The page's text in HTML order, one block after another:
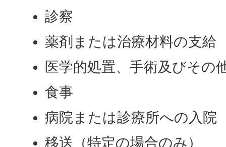
診察
薬剤または治療材料の支給
医学的処置、手術及びその
食事
病院または診療所への入院
移送（特定の場合のみ）